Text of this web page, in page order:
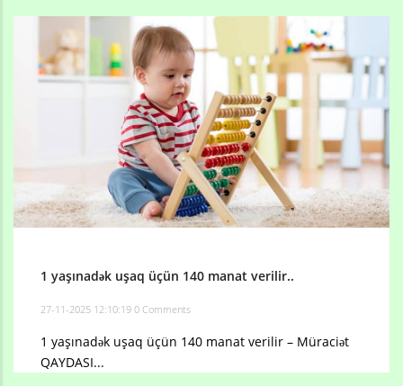
1 yaşınadək uşaq üçün 140 manat verilir..
27-11-2025 12:10:19 0 Comments
1 yaşınadək uşaq üçün 140 manat verilir – Müraciət
QAYDASI...